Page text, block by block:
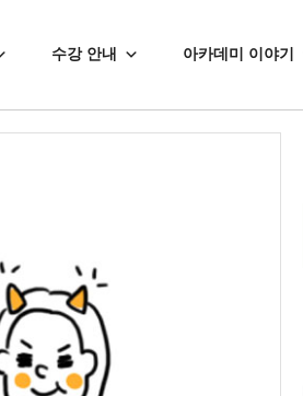
수강 안내 아카데미 이야기